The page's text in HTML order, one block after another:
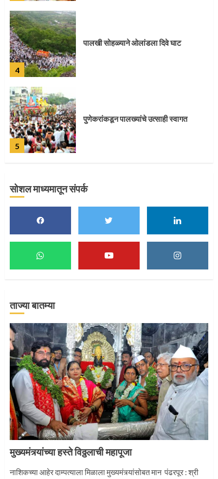
4
पालखी सोहळ्याने ओलांडला दिवे घाट
5
पुणेकरांकडून पालख्यांचे उत्साही स्वागत
मुख्यमंत्र्यांच्या हस्ते विठ्ठलाची महापूजा
माऊलींच्या पादुकांना नीरा स्नान
3
माऊलींची पालखी खंडेरायाच्या जेजुरीत
सोशल माध्यमातून संपर्क
ताज्या बातम्या
मुख्यमंत्र्यांच्या हस्ते विठ्ठलाची महापूजा
नाशिकच्या आहेर दाम्पत्याला मिळाला मुख्यमंत्र्यांसोबत मान पंढरपूर : श्री